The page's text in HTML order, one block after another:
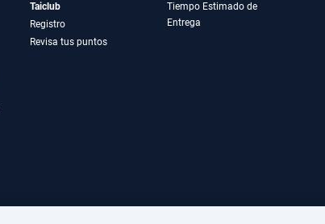
Taiclub
Registro
Revisa tus puntos
Tiempo Estimado de
Entrega